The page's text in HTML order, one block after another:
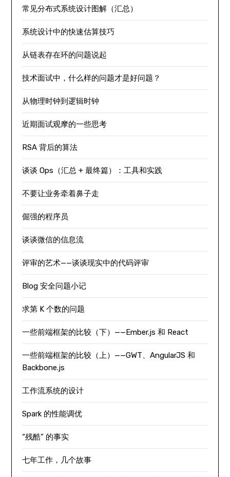
常见分布式系统设计图解（汇总）
系统设计中的快速估算技巧
从链表存在环的问题说起
技术面试中，什么样的问题才是好问题？
从物理时钟到逻辑时钟
近期面试观摩的一些思考
RSA 背后的算法
谈谈 Ops（汇总 + 最终篇）：工具和实践
不要让业务牵着鼻子走
倔强的程序员
谈谈微信的信息流
评审的艺术——谈谈现实中的代码评审
Blog 安全问题小记
求第 K 个数的问题
一些前端框架的比较（下）——Ember.js 和 React
一些前端框架的比较（上）——GWT、AngularJS 和
Backbone.js
工作流系统的设计
Spark 的性能调优
“残酷” 的事实
七年工作，几个故事